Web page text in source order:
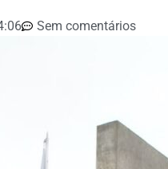
Sem comentários